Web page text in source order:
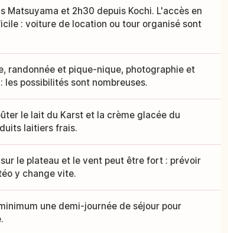
Matsuyama et 2h30 depuis Kochi. L'accès en
: voiture de location ou tour organisé sont
randonnée et pique-nique, photographie et
possibilités sont nombreuses.
le lait du Karst et la crème glacée du
laitiers frais.
le plateau et le vent peut être fort : prévoir
y change vite.
une demi-journée de séjour pour